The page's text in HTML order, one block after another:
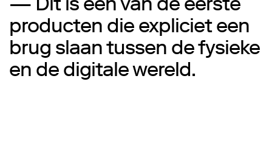
— Dit is een van de eerste
producten die expliciet een
brug slaan tussen de fysieke
en de digitale wereld.